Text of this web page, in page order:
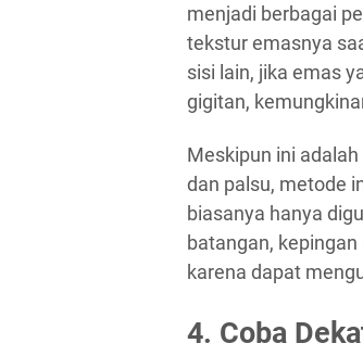
menjadi berbagai
tekstur emasnya
sisi lain, jika emas
gigitan,
Meskipun ini
dan palsu, metode
biasanya hanya
batangan,
karena dapat
4. Coba